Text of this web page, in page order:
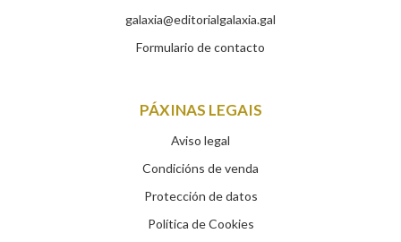
galaxia@editorialgalaxia.gal
Formulario de contacto
PÁXINAS LEGAIS
Aviso legal
Condicións de venda
Protección de datos
Política de Cookies